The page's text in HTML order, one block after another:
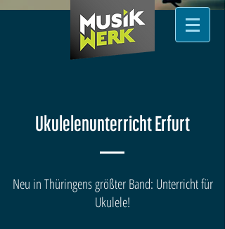
Ukulelenunterricht Erfurt
Neu in Thüringens größter Band: Unterricht für
Ukulele!